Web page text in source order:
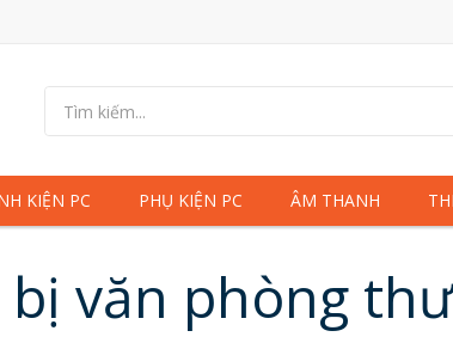
KIỆN PC PHỤ KIỆN PC ÂM THANH
văn phòng